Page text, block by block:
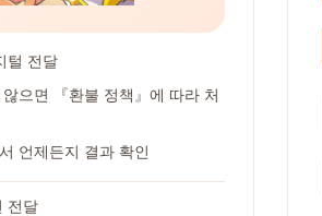
털 전달
으면 『환불 정책』에 따라 처
언제든지 결과 확인
전달